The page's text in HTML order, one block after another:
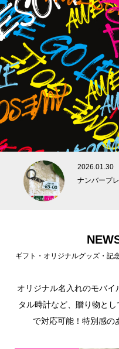
2026.01.30
ナンバープ
ギフト・オリジナルグッズ・記
オリジナル名入れのモバ
タル時計など、贈り物と
で対応可能！特別感の